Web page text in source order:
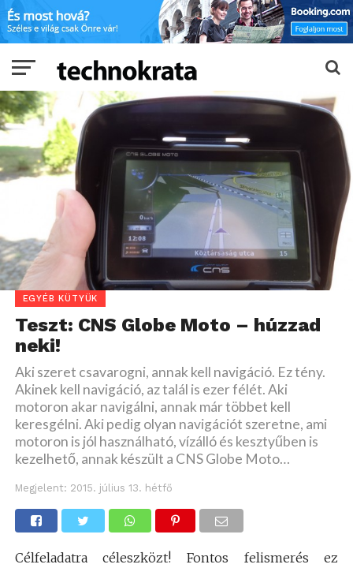
EGYÉB KÜTYÜK
Teszt: CNS Globe Moto – húzzad
neki!
Aki szeret csavarogni, annak kell navigáció. Ez tény.
Akinek kell navigáció, az talál is ezer félét. Aki
motoron akar navigálni, annak már többet kell
keresgélni. Aki pedig olyan navigációt szeretne, ami
motoron is jól használható, vízálló és kesztyűben is
kezelhető, annak készült a CNS Globe Moto…
Megjelent: 2015. július 13. hétfő
Célfeladatra céleszközt! Fontos felismerés ez